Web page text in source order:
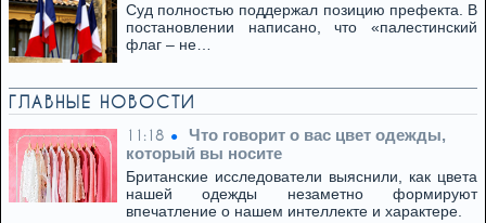
Суд полностью поддержал позицию префекта. В
постановлении написано, что «палестинский
флаг – не…
ГЛАВНЫЕ НОВОСТИ
11:18
Что говорит о вас цвет одежды,
который вы носите
Британские исследователи выяснили, как цвета
нашей одежды незаметно формируют
впечатление о нашем интеллекте и характере.